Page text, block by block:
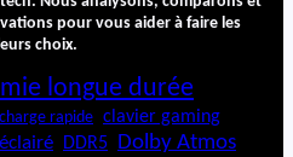
pour vous aider à faire les
choix.
longue durée
charge rapide clavier gaming
DDR5 Dolby Atmos